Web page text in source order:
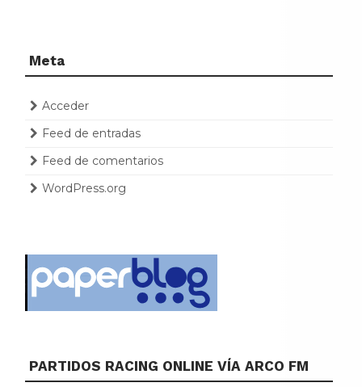
Meta
Acceder
Feed de entradas
Feed de comentarios
WordPress.org
PARTIDOS RACING ONLINE VÍA ARCO FM